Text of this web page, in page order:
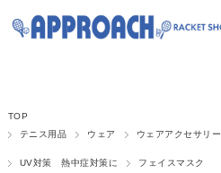
TOP
テニス用品
ウェア ウェアアクセサリー
UV対策 熱中症対策に フェイスマスク